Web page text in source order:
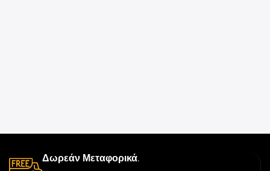
Δωρεάν Μεταφορικά.